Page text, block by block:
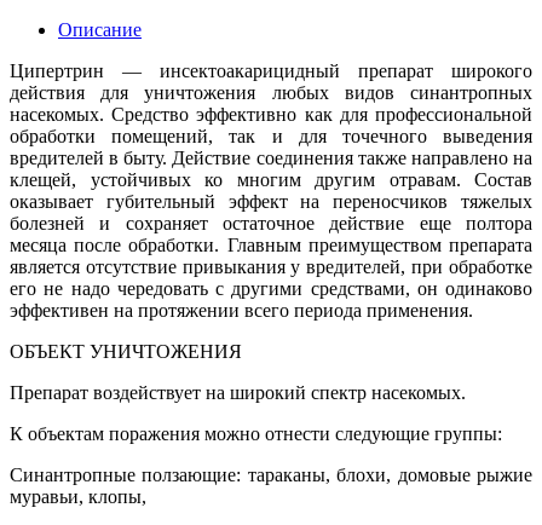
Описание
Ципертрин — инсектоакарицидный препарат широкого
действия для уничтожения любых видов синантропных
насекомых. Средство эффективно как для профессиональной
обработки помещений, так и для точечного выведения
вредителей в быту. Действие соединения также направлено на
клещей, устойчивых ко многим другим отравам. Состав
оказывает губительный эффект на переносчиков тяжелых
болезней и сохраняет остаточное действие еще полтора
месяца после обработки. Главным преимуществом препарата
является отсутствие привыкания у вредителей, при обработке
его не надо чередовать с другими средствами, он одинаково
эффективен на протяжении всего периода применения.
ОБЪЕКТ УНИЧТОЖЕНИЯ
Препарат воздействует на широкий спектр насекомых.
К объектам поражения можно отнести следующие группы:
Синантропные ползающие: тараканы, блохи, домовые рыжие
муравьи, клопы,